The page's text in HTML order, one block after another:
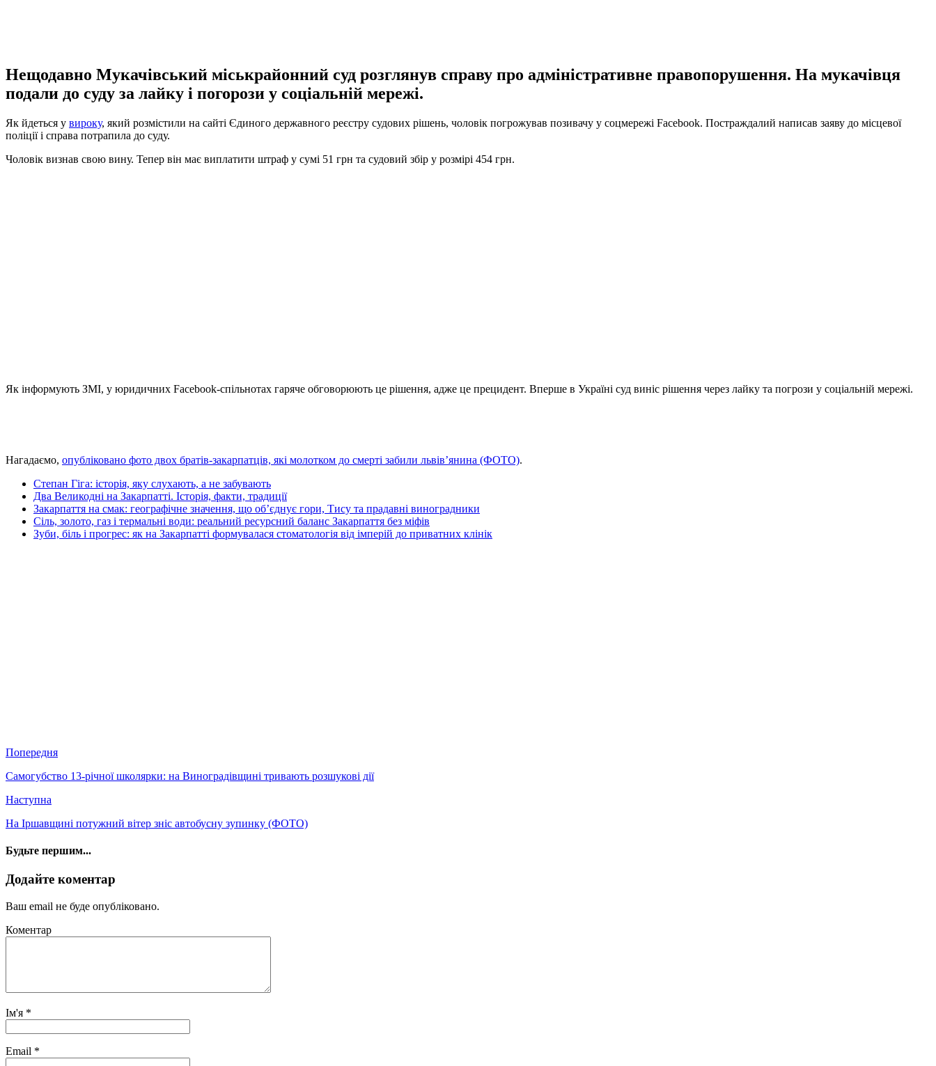
Нещодавно Мукачівський міськрайонний суд розглянув справу про адміністративне правопорушення. На мукачівця
подали до суду за лайку і погорози у соціальній мережі.
Як йдеться у вироку, який розмістили на сайті Єдиного державного реєстру судових рішень, чоловік погрожував позивачу у соцмережі Facebook. Постраждалий написав заяву до місцевої
поліції і справа потрапила до суду.
Чоловік визнав свою вину. Тепер він має виплатити штраф у сумі 51 грн та судовий збір у розмірі 454 грн.
Як інформують ЗМІ, у юридичних Facebook-спільнотах гаряче обговорюють це рішення, адже це прецидент. Вперше в Україні суд виніс рішення через лайку та погрози у соціальній мережі.
Нагадаємо, опубліковано фото двох братів-закарпатців, які молотком до смерті забили львів’янина (ФОТО).
Степан Гіга: історія, яку слухають, а не забувають
Два Великодні на Закарпатті. Історія, факти, традиції
Закарпаття на смак: географічне значення, що об’єднує гори, Тису та прадавні виноградники
Сіль, золото, газ і термальні води: реальний ресурсний баланс Закарпаття без міфів
Зуби, біль і прогрес: як на Закарпатті формувалася стоматологія від імперій до приватних клінік
Попередня
Самогубство 13-річної школярки: на Виноградівщині тривають розшукові дії
Наступна
На Іршавщині потужний вітер зніс автобусну зупинку (ФОТО)
Будьте першим...
Додайте коментар
Ваш email не буде опубліковано.
Коментар
Ім'я *
Email *